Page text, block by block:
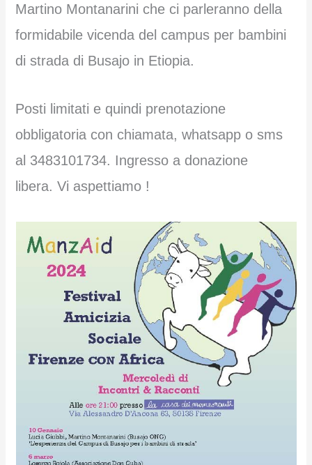
Martino Montanarini che ci parleranno della
formidabile vicenda del campus per bambini
di strada di Busajo in Etiopia.
Posti limitati e quindi prenotazione
obbligatoria con chiamata, whatsapp o sms
al 3483101734. Ingresso a donazione
libera. Vi aspettiamo !